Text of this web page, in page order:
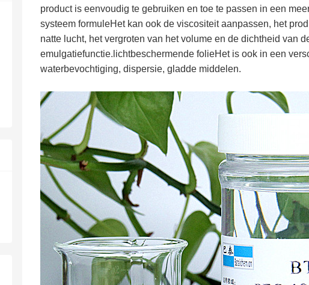
product is eenvoudig te gebruiken en toe te passen in een
systeem formuleHet kan ook de viscositeit aanpassen, het
natte lucht, het vergroten van het volume en de dichtheid van
emulgatiefunctie.lichtbeschermende folieHet is ook in een
waterbevochtiging, dispersie, gladde middelen.